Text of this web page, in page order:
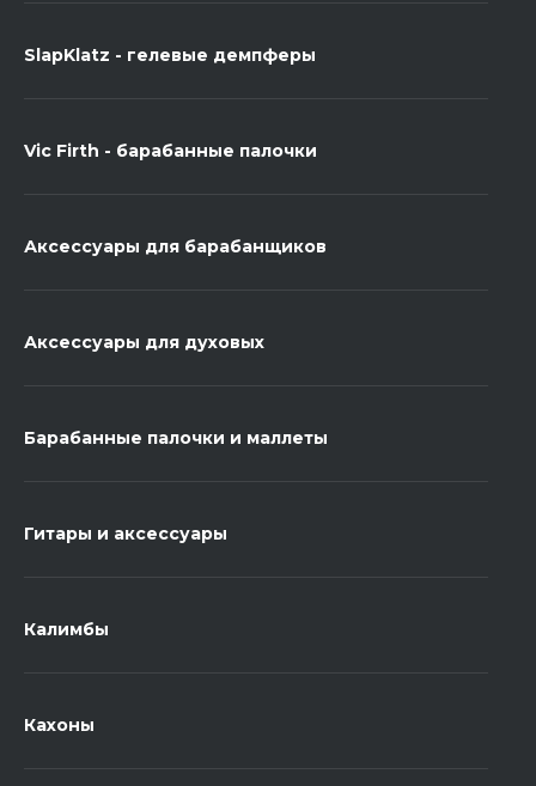
SlapKlatz - гелевые демпферы
Vic Firth - барабанные палочки
Аксессуары для барабанщиков
Аксессуары для духовых
Барабанные палочки и маллеты
Гитары и аксессуары
Калимбы
Кахоны